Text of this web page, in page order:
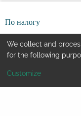
По налогу
Use
of
We collect and
for the following
Customize